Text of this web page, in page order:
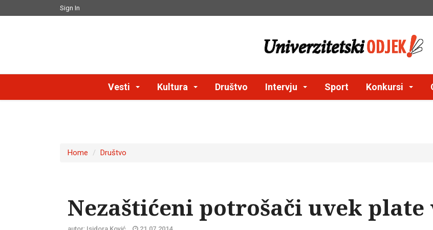
Sign In
Vesti Kultura Društvo Intervju Sport Konkursi
Home Društvo
Nezaštićeni potrošači uvek plate